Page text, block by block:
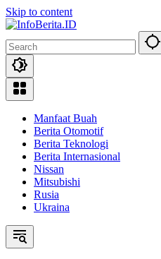
Skip to content
Manfaat Buah
Berita Otomotif
Berita Teknologi
Berita Internasional
Nissan
Mitsubishi
Rusia
Ukraina